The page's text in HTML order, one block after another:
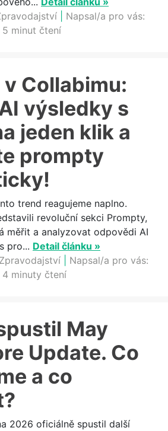
Napsal/a pro vás:
5 minut čtení
Collabimu:
výsledky s
jeden klik a
prompty
trend reagujeme naplno.
revoluční sekci Prompty,
měřit a analyzovat odpovědi AI
pro... Detail článku »
Napsal/a pro vás:
4 minuty čtení
May
Update. Co
a co
2026 oficiálně spustil další